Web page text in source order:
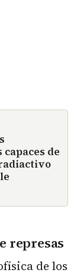
de
represas
de los